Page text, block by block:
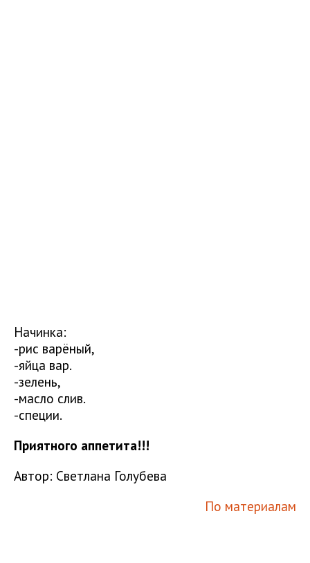
Начинка:
-рис варёный,
-яйца вар.
-зелень,
-масло слив.
-специи.
Приятного аппетита!!!
Автор: Светлана Голубева
По материалам